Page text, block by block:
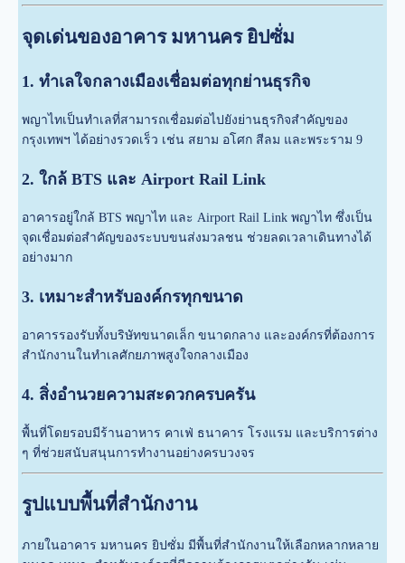
จุดเด่นของอาคาร มหานคร ยิปซั่ม
1. ทำเลใจกลางเมืองเชื่อมต่อทุกย่านธุรกิจ
พญาไทเป็นทำเลที่สามารถเชื่อมต่อไปยังย่านธุรกิจสำคัญของ
กรุงเทพฯ ได้อย่างรวดเร็ว เช่น สยาม อโศก สีลม และพระราม 9
2. ใกล้ BTS และ Airport Rail Link
อาคารอยู่ใกล้ BTS พญาไท และ Airport Rail Link พญาไท ซึ่งเป็น
จุดเชื่อมต่อสำคัญของระบบขนส่งมวลชน ช่วยลดเวลาเดินทางได้
อย่างมาก
3. เหมาะสำหรับองค์กรทุกขนาด
อาคารรองรับทั้งบริษัทขนาดเล็ก ขนาดกลาง และองค์กรที่ต้องการ
สำนักงานในทำเลศักยภาพสูงใจกลางเมือง
4. สิ่งอำนวยความสะดวกครบครัน
พื้นที่โดยรอบมีร้านอาหาร คาเฟ่ ธนาคาร โรงแรม และบริการต่าง
ๆ ที่ช่วยสนับสนุนการทำงานอย่างครบวงจร
รูปแบบพื้นที่สำนักงาน
ภายในอาคาร มหานคร ยิปซั่ม มีพื้นที่สำนักงานให้เลือกหลากหลาย